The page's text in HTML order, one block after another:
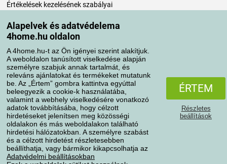
Alapelvek és adatvédelema
4home.hu oldalon
A 4home.hu-t az Ön igényei szerint alakítjuk.
A weboldalon tanúsított viselkedése alapján
személyre szabjuk annak tartalmát, és
releváns ajánlatokat és termékeket mutatunk
be. Az „Értem” gombra kattintva egyúttal
beleegyezik a cookie-k használatába,
valamint a webhely viselkedésére vonatkozó
adatok továbbításába, hogy célzott
hirdetéseket jelenítsen meg közösségi
oldalakon és más weboldalakon található
hirdetési hálózatokban. A személyre szabást
és a célzott hirdetést részletesebben
beállíthatja, vagy bármikor kikapcsolhatja az
Adatvédelmi beállításokban
ÉRTEM
Részletes
beállítások
Értékelések kezelésének szabályai
Szállítási módok
Fizetési módok
AdatvédelemSüti szabályzat